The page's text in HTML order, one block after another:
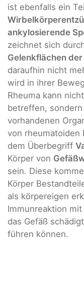
ist ebenfalls ein
ankylosierende
zeichnet sich
Gelenkflächen
daraufhin nicht
wird in ihrer
Rheuma kann
betreffen,
vorhandenen
von rheumatoiden
dem Überbegriff
Körper von
sein. Diese
Körper
als körpereigen
Immunreaktion
das Gefäß
führen können.